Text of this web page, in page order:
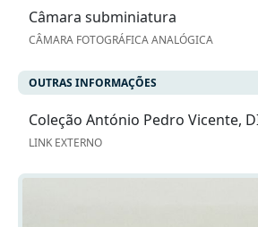
Câmara subminiatura
CÂMARA FOTOGRÁFICA ANALÓGICA
OUTRAS INFORMAÇÕES
Coleção António Pedro Vicente,
LINK EXTERNO